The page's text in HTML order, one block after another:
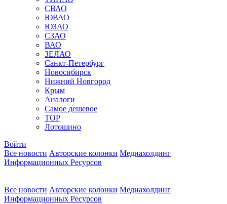
СВАО
ЮВАО
ЮЗАО
СЗАО
ВАО
ЗЕЛАО
Санкт-Петербург
Новосибирск
Нижний Новгород
Крым
Аналоги
Самое дешевое
TOP
Лотошино
Войти
Все новости Авторские колонки Медиахолдинг
Информационных Ресурсов
Все новости Авторские колонки Медиахолдинг
Информационных Ресурсов